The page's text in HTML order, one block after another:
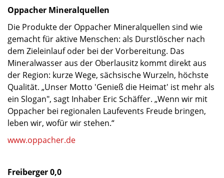
Oppacher Mineralquellen
Die Produkte der Oppacher Mineralquellen sind wie
gemacht für aktive Menschen: als Durstlöscher nach
dem Zieleinlauf oder bei der Vorbereitung. Das
Mineralwasser aus der Oberlausitz kommt direkt aus
der Region: kurze Wege, sächsische Wurzeln, höchste
Qualität. „Unser Motto 'Genieß die Heimat' ist mehr als
ein Slogan", sagt Inhaber Eric Schäffer. „Wenn wir mit
Oppacher bei regionalen Laufevents Freude bringen,
leben wir, wofür wir stehen.“
www.oppacher.de
Freiberger 0,0